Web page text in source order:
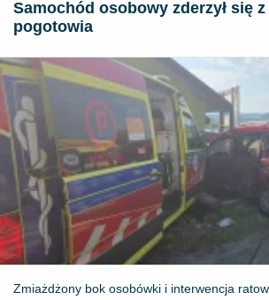
Samochód osobowy zderzył się
pogotowia
Zmiażdżony bok osobówki i interwencja